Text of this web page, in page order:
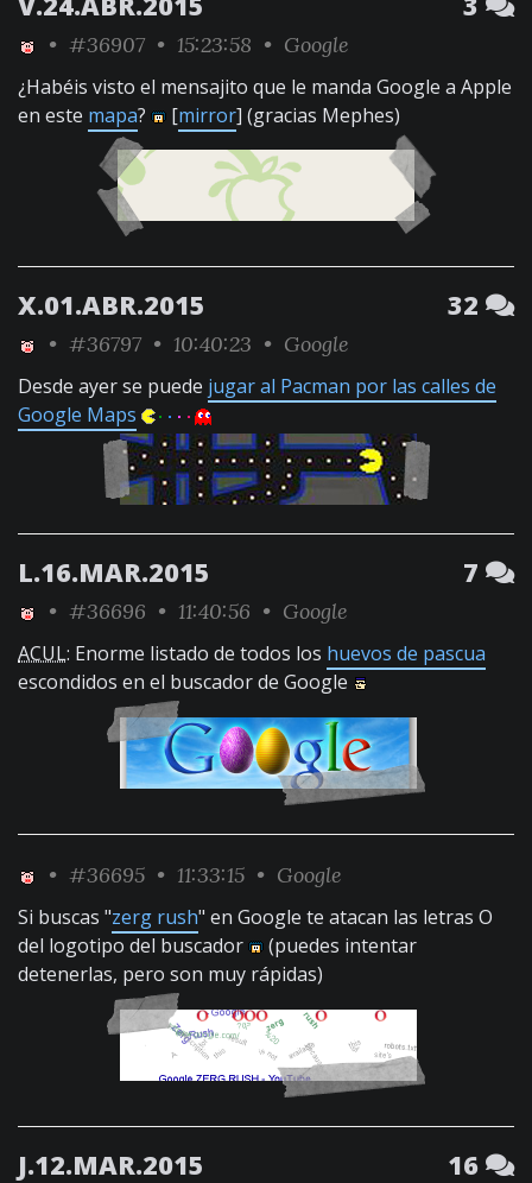
• #36907 • 15:23:58 • Google
¿Habéis visto el mensajito que le manda Google a Apple
en este mapa? [mirror] (gracias Mephes)
X.01.ABR.2015 32
• #36797 • 10:40:23 • Google
Desde ayer se puede jugar al Pacman por las calles de
Google Maps
L.16.MAR.2015 7
• #36696 • 11:40:56 • Google
ACUL: Enorme listado de todos los huevos de pascua
escondidos en el buscador de Google
• #36695 • 11:33:15 • Google
Si buscas "zerg rush" en Google te atacan las letras O
del logotipo del buscador
(puedes intentar
detenerlas, pero son muy rápidas)
J.12.MAR.2015 16